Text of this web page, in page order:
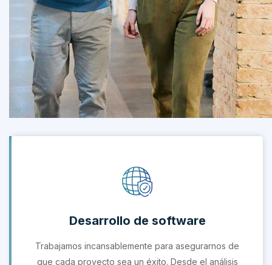
Desarrollo de software
Trabajamos incansablemente para asegurarnos de
que cada proyecto sea un éxito. Desde el análisis